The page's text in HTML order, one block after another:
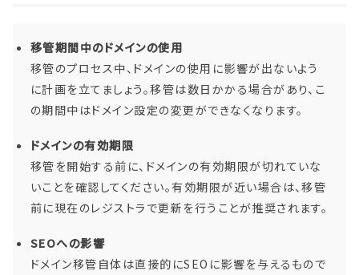
移管期間中のドメインの使用
移管のプロセス中、ドメインの使用に影響が出ないよう
に計画を立てましょう。移管は数日かかる場合があり、こ
の期間中はドメイン設定の変更ができなくなります。
ドメインの有効期限
移管を開始する前に、ドメインの有効期限が切れていな
いことを確認してください。有効期限が近い場合は、移管
前に現在のレジストラで更新を行うことが推奨されます。
SEOへの影響
ドメイン移管自体は直接的にSEOに影響を与えるもので